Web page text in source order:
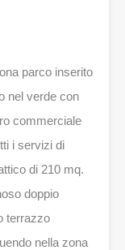
parco inserito
nel verde con
commerciale
i servizi di
di 210 mq.
doppio
terrazzo
nella zona